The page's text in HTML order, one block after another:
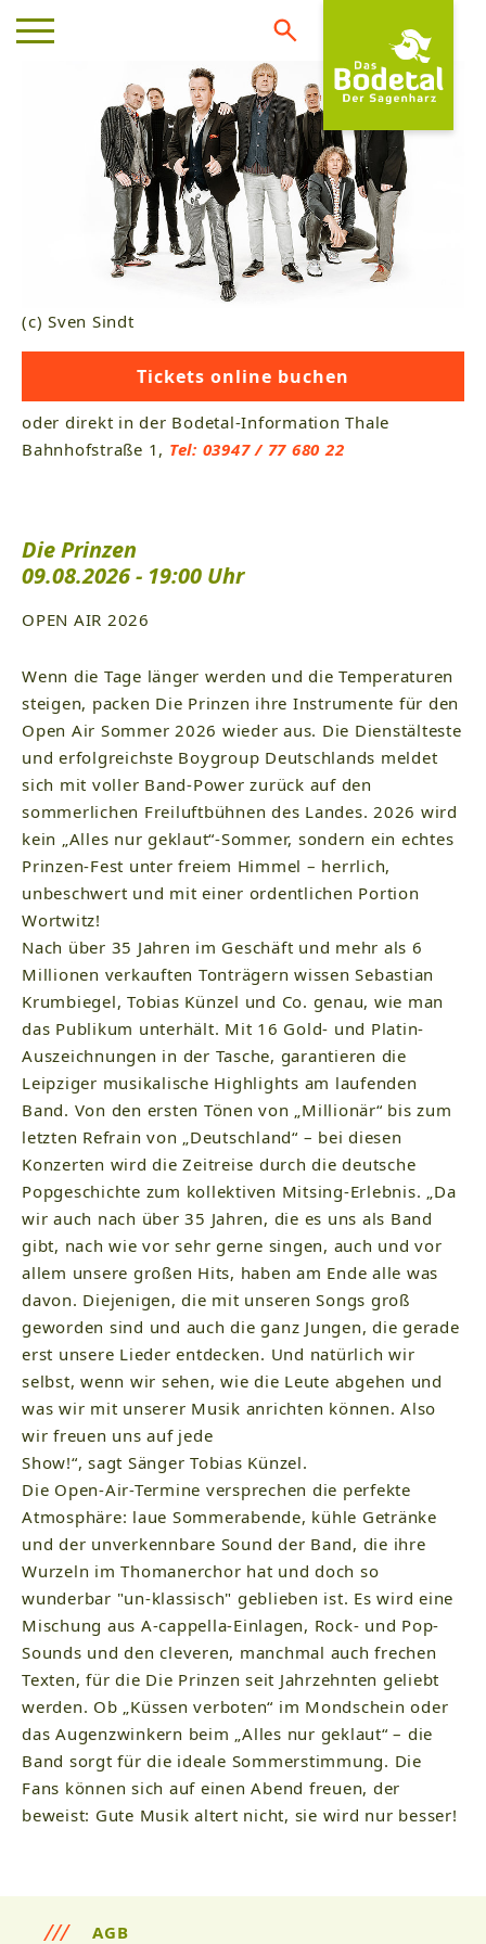
(c) Sven Sindt
Tickets online buchen
oder direkt in der Bodetal-Information Thale
Bahnhofstraße 1, Tel: 03947 / 77 680 22
Die Prinzen
09.08.2026 - 19:00 Uhr
OPEN AIR 2026
Wenn die Tage länger werden und die Temperaturen
steigen, packen Die Prinzen ihre Instrumente für den
Open Air Sommer 2026 wieder aus. Die Dienstälteste
und erfolgreichste Boygroup Deutschlands meldet
sich mit voller Band-Power zurück auf den
sommerlichen Freiluftbühnen des Landes. 2026 wird
kein „Alles nur geklaut“-Sommer, sondern ein echtes
Prinzen-Fest unter freiem Himmel – herrlich,
unbeschwert und mit einer ordentlichen Portion
Wortwitz!
Nach über 35 Jahren im Geschäft und mehr als 6
Millionen verkauften Tonträgern wissen Sebastian
Krumbiegel, Tobias Künzel und Co. genau, wie man
das Publikum unterhält. Mit 16 Gold- und Platin-
Auszeichnungen in der Tasche, garantieren die
Leipziger musikalische Highlights am laufenden
Band. Von den ersten Tönen von „Millionär“ bis zum
letzten Refrain von „Deutschland“ – bei diesen
Konzerten wird die Zeitreise durch die deutsche
Popgeschichte zum kollektiven Mitsing-Erlebnis. „Da
wir auch nach über 35 Jahren, die es uns als Band
gibt, nach wie vor sehr gerne singen, auch und vor
allem unsere großen Hits, haben am Ende alle was
davon. Diejenigen, die mit unseren Songs groß
geworden sind und auch die ganz Jungen, die gerade
erst unsere Lieder entdecken. Und natürlich wir
selbst, wenn wir sehen, wie die Leute abgehen und
was wir mit unserer Musik anrichten können. Also
wir freuen uns auf jede
Show!“, sagt Sänger Tobias Künzel.
Die Open-Air-Termine versprechen die perfekte
Atmosphäre: laue Sommerabende, kühle Getränke
und der unverkennbare Sound der Band, die ihre
Wurzeln im Thomanerchor hat und doch so
wunderbar "un-klassisch" geblieben ist. Es wird eine
Mischung aus A-cappella-Einlagen, Rock- und Pop-
Sounds und den cleveren, manchmal auch frechen
Texten, für die Die Prinzen seit Jahrzehnten geliebt
werden. Ob „Küssen verboten“ im Mondschein oder
das Augenzwinkern beim „Alles nur geklaut“ – die
Band sorgt für die ideale Sommerstimmung. Die
Fans können sich auf einen Abend freuen, der
beweist: Gute Musik altert nicht, sie wird nur besser!
AGB